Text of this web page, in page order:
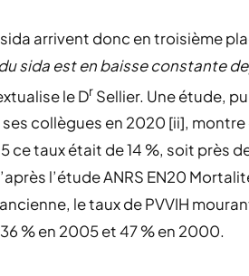
arrivent donc en troisième
sida est en baisse constante
le Dr Sellier. Une étude,
collègues en 2020 [ii], montre
ce taux était de 14 %, soit près
l’étude ANRS EN20
le taux de PVVIH
% en 2005 et 47 % en 2000.